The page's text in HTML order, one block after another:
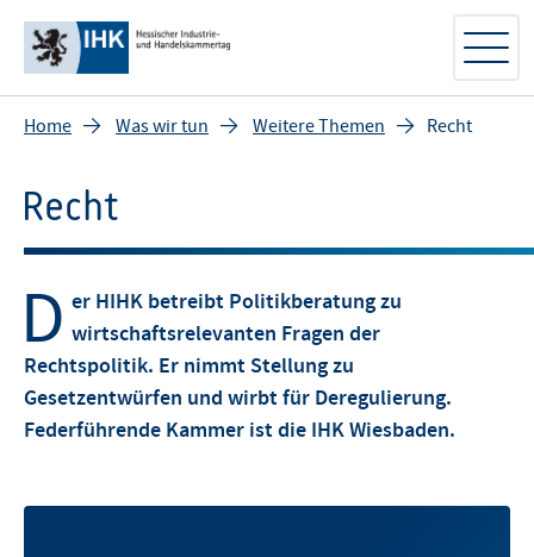
Home Was wir tun Weitere Themen Recht
Recht
D er HIHK betreibt Politikberatung zu
wirtschaftsrelevanten Fragen der
Rechtspolitik. Er nimmt Stellung zu
Gesetzentwürfen und wirbt für Deregulierung.
Federführende Kammer ist die IHK Wiesbaden.